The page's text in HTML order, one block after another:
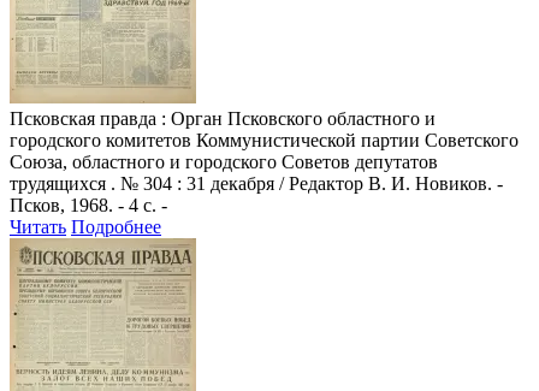
Псковская правда : Орган Псковского областного и
городского комитетов Коммунистической партии Советского
Союза, областного и городского Советов депутатов
трудящихся . № 304 : 31 декабря / Редактор В. И. Новиков. -
Псков, 1968. - 4 с. -
Читать Подробнее